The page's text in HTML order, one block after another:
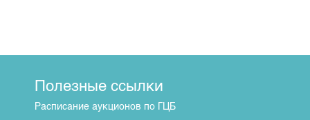
Полезные ссылки
Расписание аукционов по ГЦБ